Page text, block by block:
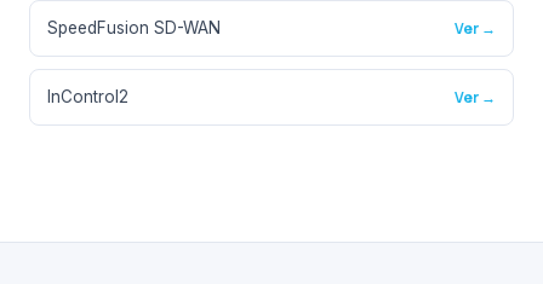
SpeedFusion SD-WAN Ver →
InControl2 Ver →